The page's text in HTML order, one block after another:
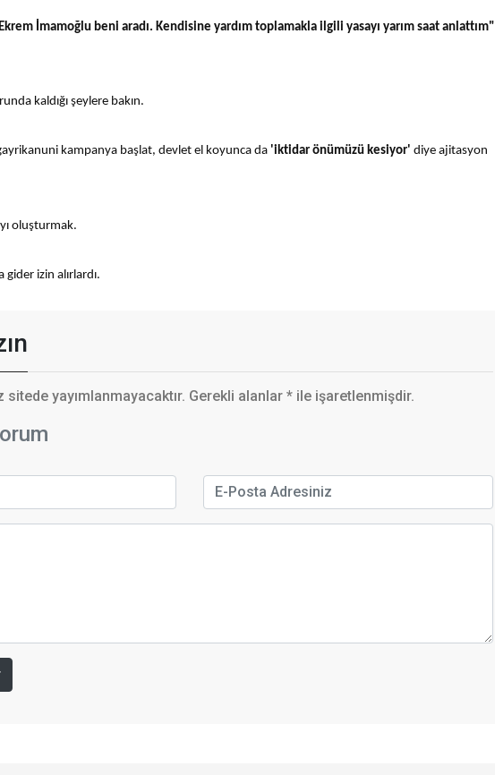
İmamoğlu beni aradı. Kendisine yardım toplamakla ilgili yasayı yarım saat anlattım"
kaldığı şeylere bakın.
kampanya başlat, devlet el koyunca da 'iktidar önümüzü kesiyor' diye ajitasyon
oluşturmak.
gider izin alırlardı.
sitede yayımlanmayacaktır. Gerekli alanlar * ile işaretlenmişdir.